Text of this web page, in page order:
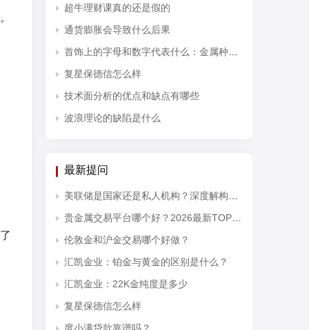
超牛理财课真的还是假的
通货膨胀会导致什么后果
首饰上的字母和数字代表什么：金属种类和纯度
复星保德信怎么样
技术面分析的优点和缺点有哪些
波浪理论的缺陷是什么
最新提问
美联储是国家还是私人机构？深度解构其对黄金投资开户的宏观影响
贵金属交易平台哪个好？2026最新TOP10排行榜权威发布
伦敦金和沪金交易哪个好做？
汇凯金业：铂金与黄金的区别是什么？
汇凯金业：22K金纯度是多少
复星保德信怎么样